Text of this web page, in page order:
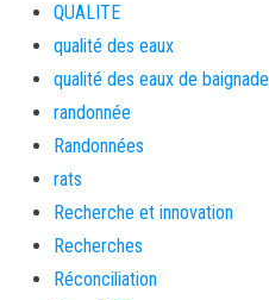
QUALITE
qualité des eaux
qualité des eaux de baignade
randonnée
Randonnées
rats
Recherche et innovation
Recherches
Réconciliation